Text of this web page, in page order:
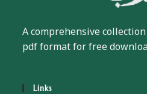
A comprehensive
pdf format for free
Links